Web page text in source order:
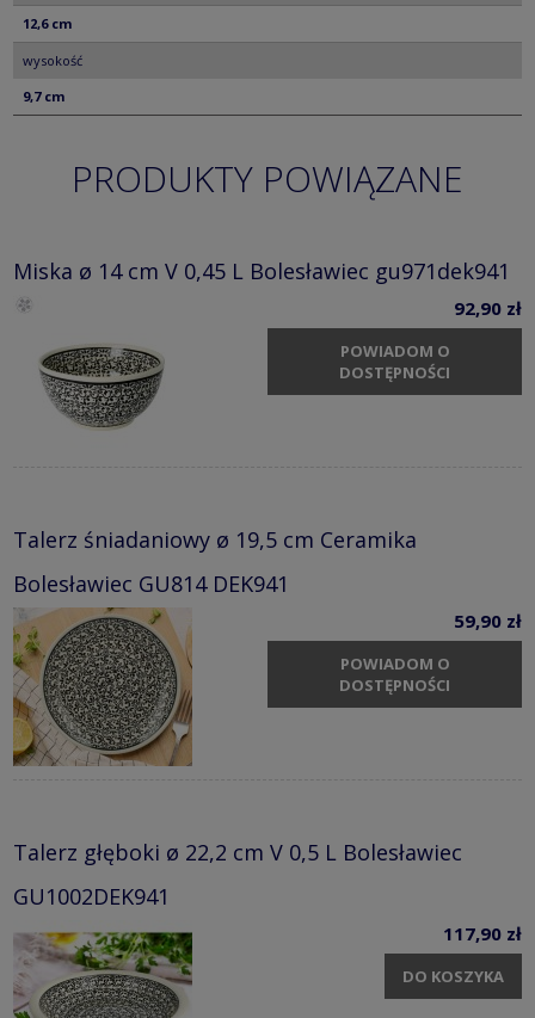
12,6 cm
wysokość
9,7 cm
PRODUKTY POWIĄZANE
Miska ø 14 cm V 0,45 L Bolesławiec gu971dek941
92,90 zł
POWIADOM O
DOSTĘPNOŚCI
Talerz śniadaniowy ø 19,5 cm Ceramika
Bolesławiec GU814 DEK941
59,90 zł
POWIADOM O
DOSTĘPNOŚCI
Talerz głęboki ø 22,2 cm V 0,5 L Bolesławiec
GU1002DEK941
117,90 zł
DO KOSZYKA